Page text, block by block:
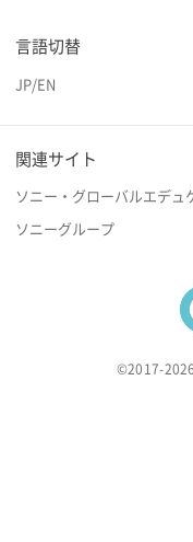
言語切替
JP/EN
関連サイト
ソニー・グローバルエデュ
ソニーグループ
©2017-